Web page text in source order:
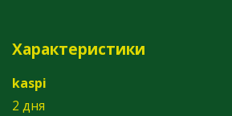
Характеристики
kaspi
2 дня